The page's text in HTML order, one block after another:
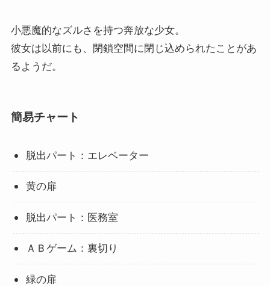
小悪魔的なズルさを持つ奔放な少女。
彼女は以前にも、閉鎖空間に閉じ込められたことがあ
るようだ。
簡易チャート
脱出パート：エレベーター
黄の扉
脱出パート：医務室
ＡＢゲーム：裏切り
緑の扉